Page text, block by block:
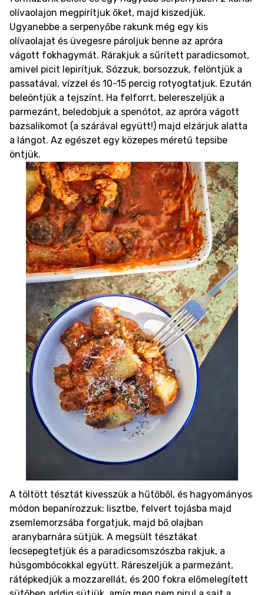
olívaolajon megpirítjuk őket, majd kiszedjük.
Ugyanebbe a serpenyőbe rakunk még egy kis
olívaolajat és üvegesre pároljuk benne az apróra
vágott fokhagymát. Rárakjuk a sűrített paradicsomot,
amivel picit lepirítjuk. Sózzuk, borsozzuk, felöntjük a
passatával, vízzel és 10-15 percig rotyogtatjuk. Ezután
beleöntjük a tejszínt. Ha felforrt, belereszeljük a
parmezánt, beledobjuk a spenótot, az apróra vágott
bazsalikomot (a szárával együtt!) majd elzárjuk alatta
a lángot. Az egészet egy közepes méretű tepsibe
öntjük.
A töltött tésztát kivesszük a hűtőből, és hagyományos
módon bepanírozzuk: lisztbe, felvert tojásba majd
zsemlemorzsába forgatjuk, majd bő olajban
aranybarnára sütjük. A megsült tésztákat
lecsepegtetjük és a paradicsomszószba rakjuk, a
húsgombócokkal együtt. Ráreszeljük a parmezánt,
rátépkedjük a mozzarellát, és 200 fokra előmelegített